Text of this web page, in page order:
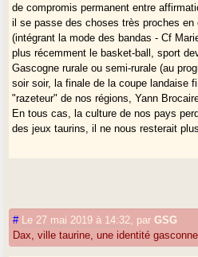
de compromis permanent entre
il se passe des choses très proches
(intégrant la mode des bandas - Cf
plus récemment le basket-ball, sport
Gascogne rurale ou semi-rurale (au
soir soir, la finale de la coupe landaise
"razeteur" de nos régions, Yann
En tous cas, la culture de nos pays
des jeux taurins, il ne nous resterait
# Le 27 mai 2019 à 14:32 parGSG
Dax, ville taurine, une identité gasconne